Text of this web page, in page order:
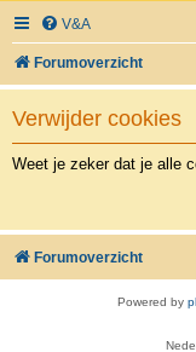
V&A
Forumoverzicht
Verwijder cookies
Weet je zeker dat je alle
Forumoverzicht
Powered by